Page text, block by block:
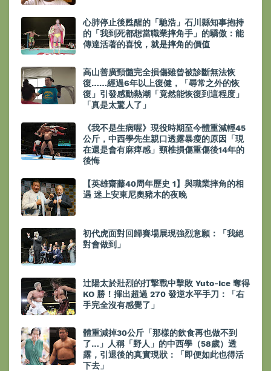
心肺停止後甦醒的「馳浩」石川縣知事抱持
的「我到死都想當職業摔角手」的驕傲：能
傳達活著的喜悅，就是摔角的價值
高山善廣頸髓完全損傷雖曾被診斷無法恢
復……經過6年以上復健，「尋常之外的恢
復」引發感動熱潮「竟然能恢復到這程度」
「真是太驚人了」
《我不是生病喔》現役時期至今體重減輕45
公斤，中西學先生親口透露暴瘦的原因「現
在還是會有麻痺感」頸椎損傷重傷後14年的
後悔
【英雄齋藤40周年歷史 1】與職業摔角的相
遇 迷上安東尼奧豬木的夜晚
初代虎面對回歸賽場展現強烈意願：「我絕
對會做到」
辻陽太於壯烈的打撃戰中擊敗 Yuto-Ice 奪得
KO 勝！揮出超過 270 發逆水平手刀：「右
手完全沒有感覺了」
體重減掉30公斤「那樣的飲食再也做不到
了…」人稱「野人」的中西學（58歲）透
露，引退後的真實現狀：「即便如此也得活
下去」